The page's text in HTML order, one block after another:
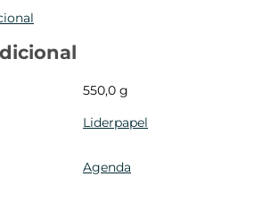
550,0 g
Liderpapel
Agenda